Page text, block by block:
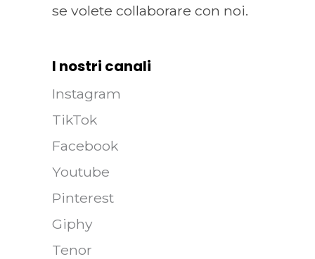
se volete collaborare con noi.
I nostri canali
Instagram
TikTok
Facebook
Youtube
Pinterest
Giphy
Tenor